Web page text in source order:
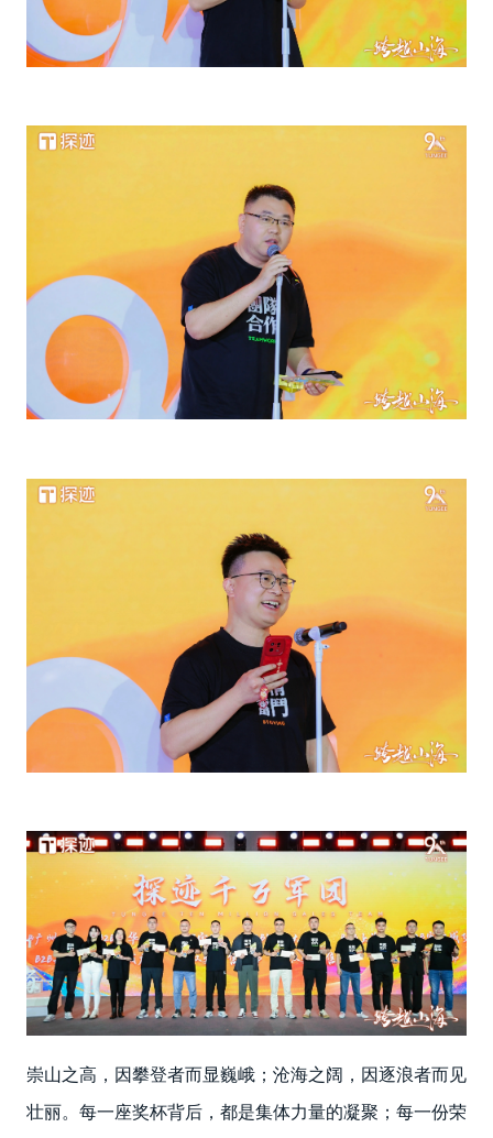
崇山之高，因攀登者而显巍峨；沧海之阔，因逐浪者而见
壮丽。每一座奖杯背后，都是集体力量的凝聚；每一份荣